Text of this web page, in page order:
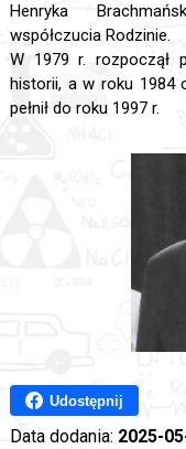
Henryka
współczucia Rodzinie.
W 1979 r. rozpoczął
historii, a w roku 1984
pełnił do roku 1997 r.
Udostępnij
Data dodania: 2025-